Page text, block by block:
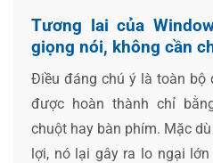
Tương lai của
giọng nói, không cần
Điều đáng chú ý là toàn bộ
được hoàn thành chỉ
chuột hay bàn phím. Mặc
lợi, nó lại gây ra lo ngại